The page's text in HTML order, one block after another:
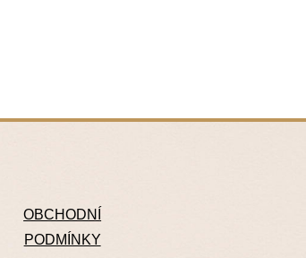
OBCHODNÍ
PODMÍNKY